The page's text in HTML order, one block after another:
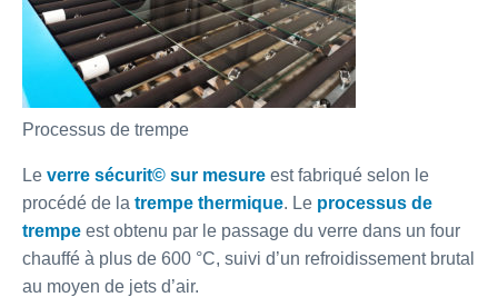
Processus de trempe
Le verre sécurit© sur mesure est fabriqué selon le
procédé de la trempe thermique. Le processus de
trempe est obtenu par le passage du verre dans un four
chauffé à plus de 600 °C, suivi d’un refroidissement brutal
au moyen de jets d’air.